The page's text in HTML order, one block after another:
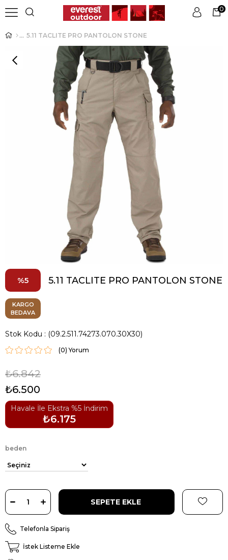
Üye Girişi Üye Ol
0
5.11 TACLITE PRO PANTOLON STONE
5 5.11 TACLITE PRO PANTOLON STONE
KARGO
BEDAVA
Stok Kodu (09.2.511.74273.070.30X30)
(0)
₺6.842
₺6.500
Havale İle Ekstra %5 İndirim
₺6.175
beden
Telefonla Sipariş
İstek Listeme Ekle